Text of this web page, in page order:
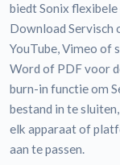
biedt Sonix
Download Servisch
YouTube, Vimeo of
Word of PDF voor
burn-in functie om
bestand in te
elk apparaat of
aan te passen.